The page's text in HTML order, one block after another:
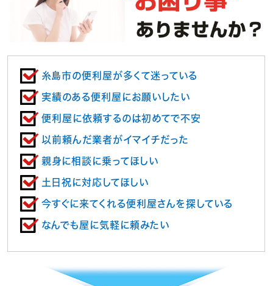
糸島市の便利屋が多くて迷っている
実績のある便利屋にお願いしたい
便利屋に依頼するのは初めてで不安
以前頼んだ業者がイマイチだった
親身に相談に乗ってほしい
土日祝に対応してほしい
今すぐに来てくれる便利屋さんを探している
なんでも屋に気軽に頼みたい